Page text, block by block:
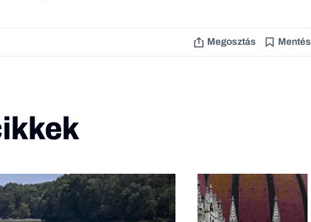
Megosztás Mentés